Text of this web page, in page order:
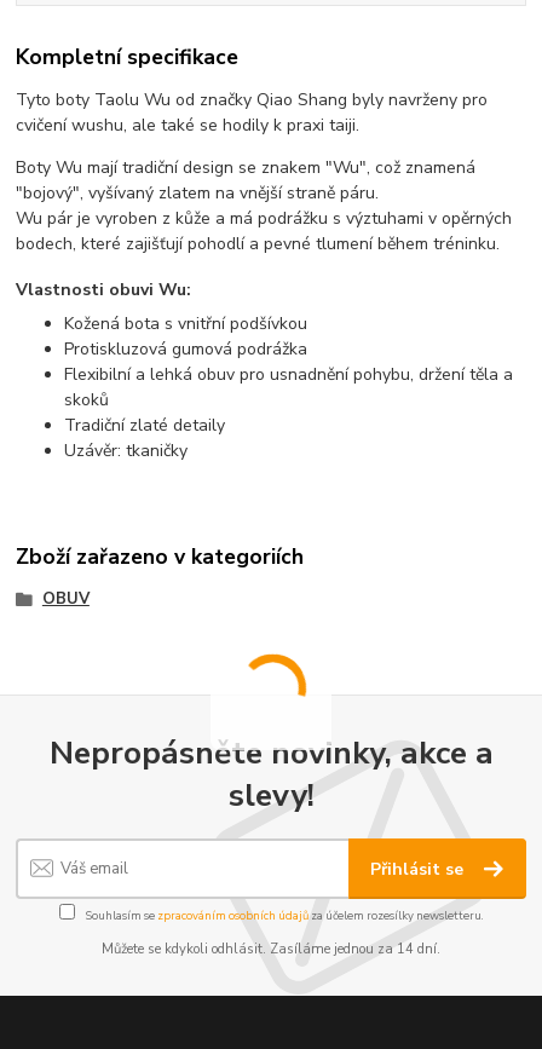
Kompletní specifikace
Tyto boty Taolu Wu od značky Qiao Shang byly navrženy pro
cvičení wushu, ale také se hodily k praxi taiji.
Boty Wu mají tradiční design se znakem "Wu", což znamená
"bojový", vyšívaný zlatem na vnější straně páru.
Wu pár je vyroben z kůže a má podrážku s výztuhami v opěrných
bodech, které zajišťují pohodlí a pevné tlumení během tréninku.
Vlastnosti obuvi Wu:
Kožená bota s vnitřní podšívkou
Protiskluzová gumová podrážka
Flexibilní a lehká obuv pro usnadnění pohybu, držení těla a
skoků
Tradiční zlaté detaily
Uzávěr: tkaničky
Zboží zařazeno v kategoriích
OBUV
Nepropásněte novinky, akce a
slevy!
Přihlásit se
Souhlasím se zpracováním osobních údajůza účelem rozesílky newsletteru.
Můžete se kdykoli odhlásit. Zasíláme jednou za 14 dní.